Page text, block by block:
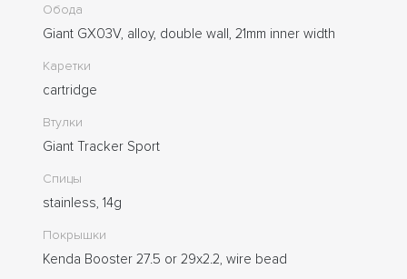
Обода
Giant GX03V, alloy, double wall, 21mm inner width
Каретки
cartridge
Втулки
Giant Tracker Sport
Спицы
stainless, 14g
Покрышки
Kenda Booster 27.5 or 29x2.2, wire bead